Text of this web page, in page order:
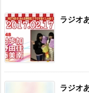
ラジオ
ラジオ